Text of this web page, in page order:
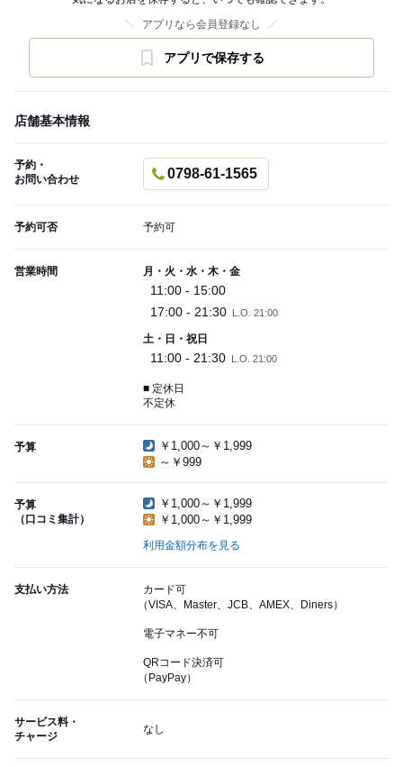
アプリなら会員登録なし
アプリで保存する
店舗基本情報
予約・
お問い合わせ
0798-61-1565
予約可否 予約可
営業時間 月・火・水・木・金
11:00 - 15:00
17:00 - 21:30
L.O. 21:00
土・日・祝日
11:00 - 21:30 L.O. 21:00
■ 定休日
不定休
予算
￥1,000～￥1,999
～￥999
予算
（口コミ集計）
￥1,000～￥1,999
￥1,000～￥1,999
利用金額分布を見る
支払い方法
カード可
（VISA、Master、JCB、AMEX、Diners）
電子マネー不可
QRコード決済可
（PayPay）
サービス料・
チャージ
なし